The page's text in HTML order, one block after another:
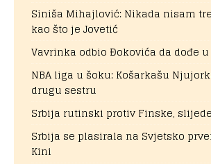
Siniša Mihajlović: Nikada nisam
kao što je Jovetić
Vavrinka odbio Đokovića da dođe u
NBA liga u šoku: Košarkašu
drugu sestru
Srbija rutinski protiv Finske,
Srbija se plasirala na Svjetsko
Kini